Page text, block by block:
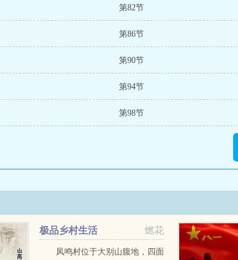
第82节
第86节
第90节
第94节
第98节
燃花
极品乡村生活
凤鸣村位于大别山腹地，四面